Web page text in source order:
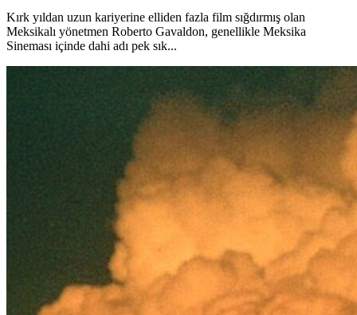
Kırk yıldan uzun kariyerine elliden fazla film sığdırmış olan
Meksikalı yönetmen Roberto Gavaldon, genellikle Meksika
Sineması içinde dahi adı pek sık...